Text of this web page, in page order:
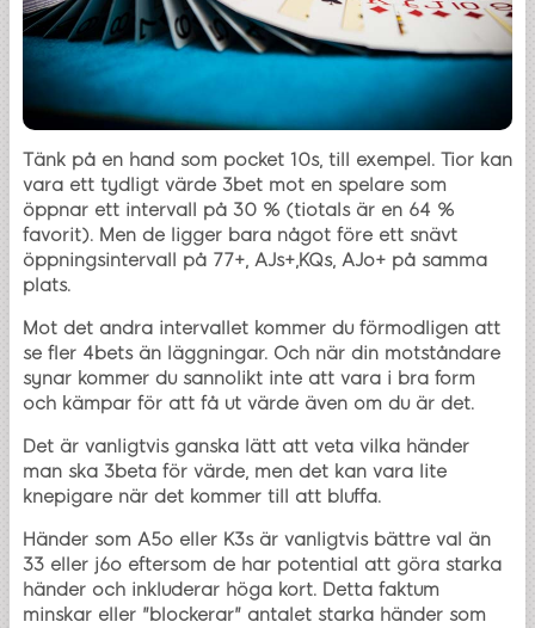
Tänk på en hand som pocket 10s, till exempel. Tior kan
vara ett tydligt värde 3bet mot en spelare som
öppnar ett intervall på 30 % (tiotals är en 64 %
favorit). Men de ligger bara något före ett snävt
öppningsintervall på 77+, AJs+,KQs, AJo+ på samma
plats.
Mot det andra intervallet kommer du förmodligen att
se fler 4bets än läggningar. Och när din motståndare
synar kommer du sannolikt inte att vara i bra form
och kämpar för att få ut värde även om du är det.
Det är vanligtvis ganska lätt att veta vilka händer
man ska 3beta för värde, men det kan vara lite
knepigare när det kommer till att bluffa.
Händer som A5o eller K3s är vanligtvis bättre val än
33 eller j6o eftersom de har potential att göra starka
händer och inkluderar höga kort. Detta faktum
minskar eller "blockerar" antalet starka händer som